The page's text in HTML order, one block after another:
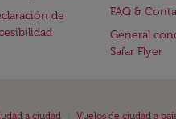
de
FAQ &
General
Safar Flyer
a ciudad Vuelos de ciudad a